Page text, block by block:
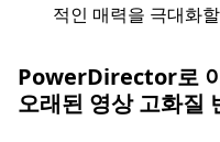
적인 매력을 극대화
PowerDirector로
오래된 영상 고화질